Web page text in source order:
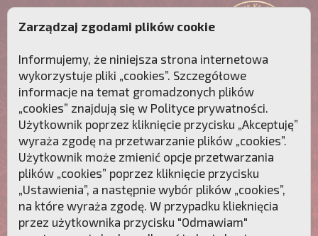
Przebudźmy sumienia Polaków!
Zarządzaj zgodami plików cookie
Informujemy, że niniejsza strona internetowa
wykorzystuje pliki „cookies”. Szczegółowe
informacje na temat gromadzonych plików
„cookies” znajdują się w Polityce prywatności.
Użytkownik poprzez kliknięcie przycisku „Akceptuję”
wyraża zgodę na przetwarzanie plików „cookies”.
Użytkownik może zmienić opcje przetwarzania
plików „cookies” poprzez kliknięcie przycisku
„Ustawienia”, a następnie wybór plików „cookies”,
na które wyraża zgodę. W przypadku klieknięcia
przez użytkownika przycisku "Odmawiam"